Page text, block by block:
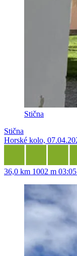
Stična
Stična
Horské kolo,
36,0 km 1002 m